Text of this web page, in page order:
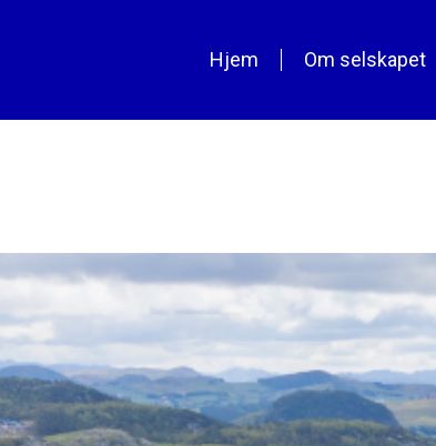
Hjem Om selskapet